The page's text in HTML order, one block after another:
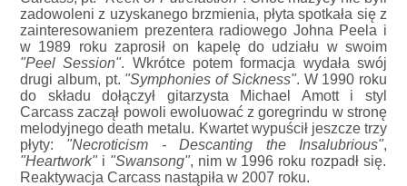
zadowoleni z uzyskanego brzmienia, płyta spotkała się z
zainteresowaniem prezentera radiowego Johna Peela i
w 1989 roku zaprosił on kapelę do udziału w swoim
"Peel Session". Wkrótce potem formacja wydała swój
drugi album, pt. "Symphonies of Sickness". W 1990 roku
do składu dołączył gitarzysta Michael Amott i styl
Carcass zaczął powoli ewoluować z goregrindu w stronę
melodyjnego death metalu. Kwartet wypuścił jeszcze trzy
płyty: "Necroticism - Descanting the Insalubrious",
"Heartwork"i "Swansong", nim w 1996 roku rozpadł się.
Reaktywacja Carcass nastąpiła w 2007 roku.